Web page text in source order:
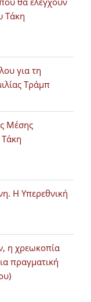
Τάκη
για τη
Τράμπ
Μέσης
Η Υπερεθνική
η χρεωκοπία
πραγματική